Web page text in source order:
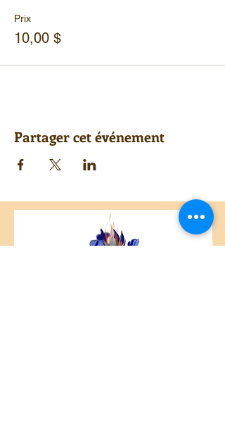
Prix
10,00 $
Partager cet événement